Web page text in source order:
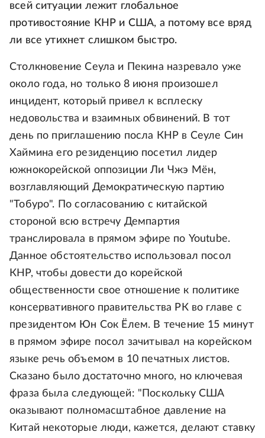
всей ситуации лежит глобальное
противостояние КНР и США, а потому все вряд
ли все утихнет слишком быстро.
Столкновение Сеула и Пекина назревало уже
около года, но только 8 июня произошел
инцидент, который привел к всплеску
недовольства и взаимных обвинений. В тот
день по приглашению посла КНР в Сеуле Син
Хаймина его резиденцию посетил лидер
южнокорейской оппозиции Ли Чжэ Мён,
возглавляющий Демократическую партию
"Тобуро". По согласованию с китайской
стороной всю встречу Демпартия
транслировала в прямом эфире по Youtube.
Данное обстоятельство использовал посол
КНР, чтобы довести до корейской
общественности свое отношение к политике
консервативного правительства РК во главе с
президентом Юн Сок Ёлем. В течение 15 минут
в прямом эфире посол зачитывал на корейском
языке речь объемом в 10 печатных листов.
Сказано было достаточно много, но ключевая
фраза была следующей: "Поскольку США
оказывают полномасштабное давление на
Китай некоторые люди, кажется, делают ставку